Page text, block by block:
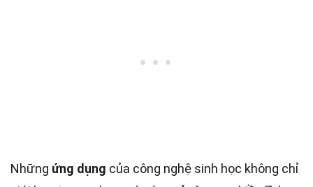
Những ứng dụng của công nghệ sinh học không chỉ